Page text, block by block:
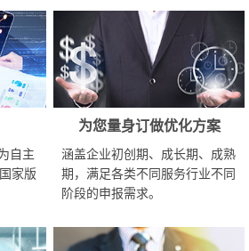
自主
家版
为您量身订做优化方案
涵盖企业初创期、成长期、成熟
期，满足各类不同服务行业不同
阶段的申报需求。